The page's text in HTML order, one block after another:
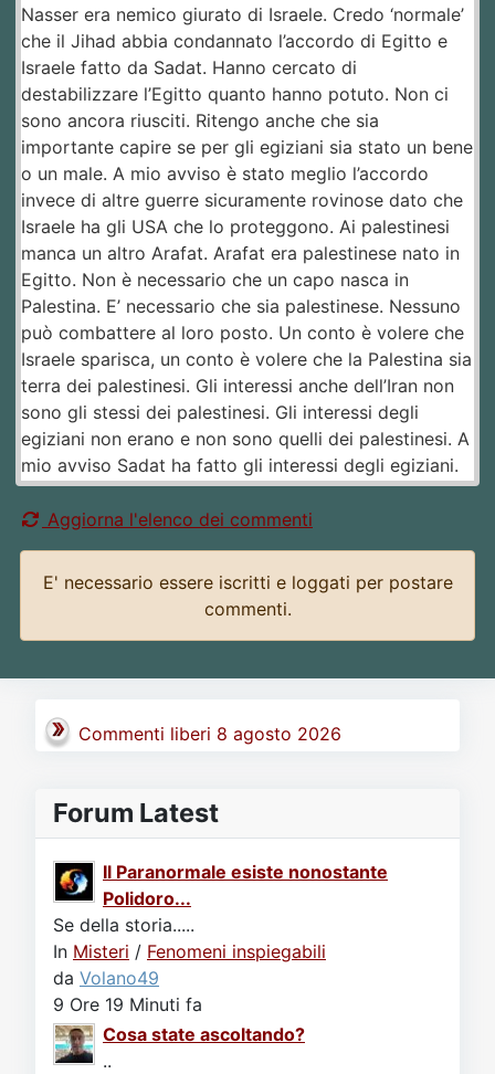
Nasser era nemico giurato di Israele. Credo ‘normale’
che il Jihad abbia condannato l’accordo di Egitto e
Israele fatto da Sadat. Hanno cercato di
destabilizzare l’Egitto quanto hanno potuto. Non ci
sono ancora riusciti. Ritengo anche che sia
importante capire se per gli egiziani sia stato un bene
o un male. A mio avviso è stato meglio l’accordo
invece di altre guerre sicuramente rovinose dato che
Israele ha gli USA che lo proteggono. Ai palestinesi
manca un altro Arafat. Arafat era palestinese nato in
Egitto. Non è necessario che un capo nasca in
Palestina. E’ necessario che sia palestinese. Nessuno
può combattere al loro posto. Un conto è volere che
Israele sparisca, un conto è volere che la Palestina sia
terra dei palestinesi. Gli interessi anche dell’Iran non
sono gli stessi dei palestinesi. Gli interessi degli
egiziani non erano e non sono quelli dei palestinesi. A
mio avviso Sadat ha fatto gli interessi degli egiziani.
Aggiorna l'elenco dei commenti
E' necessario essere iscritti e loggati per postare
commenti.
Commenti liberi 8 agosto 2026
Forum Latest
Il Paranormale esiste nonostante
Polidoro...
Se della storia.....
In Misteri / Fenomeni inspiegabili
da Volano49
9 Ore 19 Minuti fa
Cosa state ascoltando?
..